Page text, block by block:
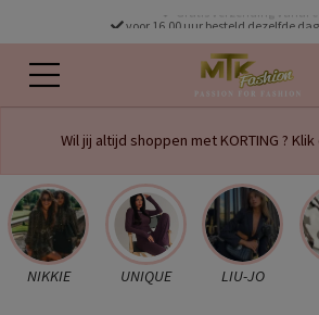
voor 16.00 uur besteld dezelfde
Gratis verzending vanaf
Wil jij altijd shoppen met KORTING ? Klik
NIKKIE UNIQUE LIU-JO